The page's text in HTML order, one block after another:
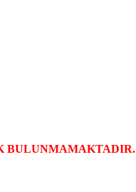
BULUNMAMAKTADIR.